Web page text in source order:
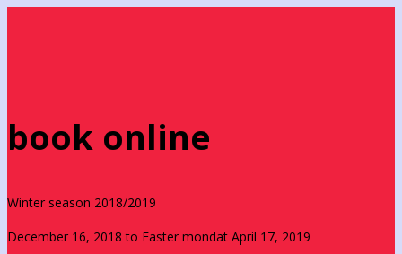
book online
Winter season 2018/2019
December 16, 2018 to Easter mondat April 17, 2019